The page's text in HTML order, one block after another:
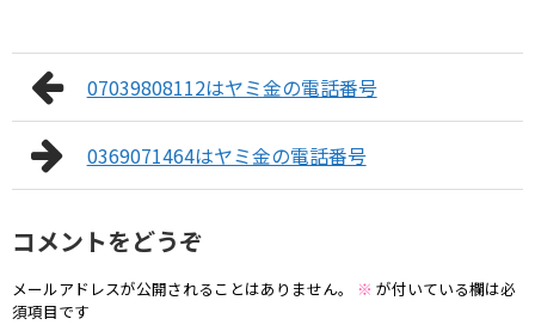
07039808112はヤミ金の電話番号
0369071464はヤミ金の電話番号
コメントをどうぞ
メールアドレスが公開されることはありません。 ※ が付いている欄は必
須項目です